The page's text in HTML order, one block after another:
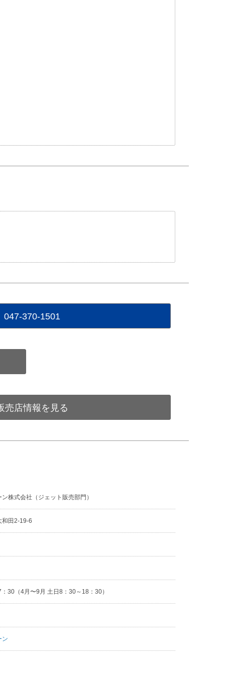
047-370-1501
売店情報を見る
株式会社（ジェット販売部門）
和田2-19-6
：30（4月〜9月 土日8：30～18：30）
ン